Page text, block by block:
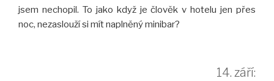
jsem nechopil. To jako když je člověk v hotelu jen přes
noc, nezaslouží si mít naplněný minibar?
14. září: